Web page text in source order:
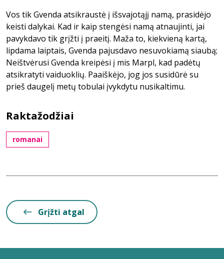
Vos tik Gvenda atsikraustė į išsvajotąjį namą, prasidėjo
keisti dalykai. Kad ir kaip stengėsi namą atnaujinti, jai
pavykdavo tik grįžti į praeitį. Maža to, kiekvieną kartą,
lipdama laiptais, Gvenda pajusdavo nesuvokiamą siaubą;
Neištvėrusi Gvenda kreipėsi į mis Marpl, kad padėtų
atsikratyti vaiduoklių. Paaiškėjo, jog jos susidūrė su
prieš daugelį metų tobulai įvykdytu nusikaltimu.
Raktažodžiai
romanai
Grįžti atgal